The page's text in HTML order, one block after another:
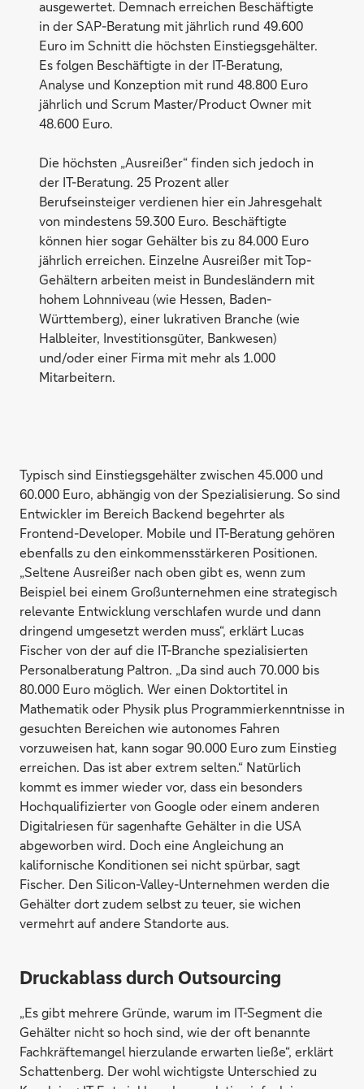
ausgewertet. Demnach erreichen Beschäftigte
in der SAP-Beratung mit jährlich rund 49.600
Euro im Schnitt die höchsten Einstiegsgehälter.
Es folgen Beschäftigte in der IT-Beratung,
Analyse und Konzeption mit rund 48.800 Euro
jährlich und Scrum Master/Product Owner mit
48.600 Euro.
Die höchsten „Ausreißer“ finden sich jedoch in
der IT-Beratung. 25 Prozent aller
Berufseinsteiger verdienen hier ein Jahresgehalt
von mindestens 59.300 Euro. Beschäftigte
können hier sogar Gehälter bis zu 84.000 Euro
jährlich erreichen. Einzelne Ausreißer mit Top-
Gehältern arbeiten meist in Bundesländern mit
hohem Lohnniveau (wie Hessen, Baden-
Württemberg), einer lukrativen Branche (wie
Halbleiter, Investitionsgüter, Bankwesen)
und/oder einer Firma mit mehr als 1.000
Mitarbeitern.
Typisch sind Einstiegsgehälter zwischen 45.000 und
60.000 Euro, abhängig von der Spezialisierung. So sind
Entwickler im Bereich Backend begehrter als
Frontend-Developer. Mobile und IT-Beratung gehören
ebenfalls zu den einkommensstärkeren Positionen.
„Seltene Ausreißer nach oben gibt es, wenn zum
Beispiel bei einem Großunternehmen eine strategisch
relevante Entwicklung verschlafen wurde und dann
dringend umgesetzt werden muss“, erklärt Lucas
Fischer von der auf die IT-Branche spezialisierten
Personalberatung Paltron. „Da sind auch 70.000 bis
80.000 Euro möglich. Wer einen Doktortitel in
Mathematik oder Physik plus Programmierkenntnisse in
gesuchten Bereichen wie autonomes Fahren
vorzuweisen hat, kann sogar 90.000 Euro zum Einstieg
erreichen. Das ist aber extrem selten.“ Natürlich
kommt es immer wieder vor, dass ein besonders
Hochqualifizierter von Google oder einem anderen
Digitalriesen für sagenhafte Gehälter in die USA
abgeworben wird. Doch eine Angleichung an
kalifornische Konditionen sei nicht spürbar, sagt
Fischer. Den Silicon-Valley-Unternehmen werden die
Gehälter dort zudem selbst zu teuer, sie wichen
vermehrt auf andere Standorte aus.
Druckablass durch Outsourcing
„Es gibt mehrere Gründe, warum im IT-Segment die
Gehälter nicht so hoch sind, wie der oft benannte
Fachkräftemangel hierzulande erwarten ließe“, erklärt
Schattenberg. Der wohl wichtigste Unterschied zu